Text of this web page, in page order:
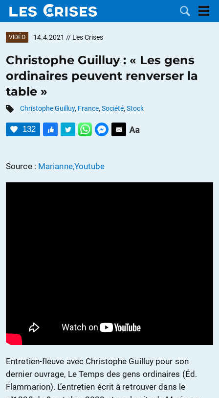
DOSSIERS
CATÉGORIES
MOTS CLÉS
CONTACTER
FAIRE UN
VIDÉO 14.4.2021 // Les Crises
Christophe Guilluy : « Les gens
ordinaires peuvent renverser la
table »
Christophe Guilluy, France, Société, Stock
132
Source : Marianne,Youtube
Entretien-fleuve avec Christophe Guilluy pour son
dernier ouvrage, Le Temps des gens ordinaires (Éd.
Flammarion). L’entretien écrit à retrouver dans le